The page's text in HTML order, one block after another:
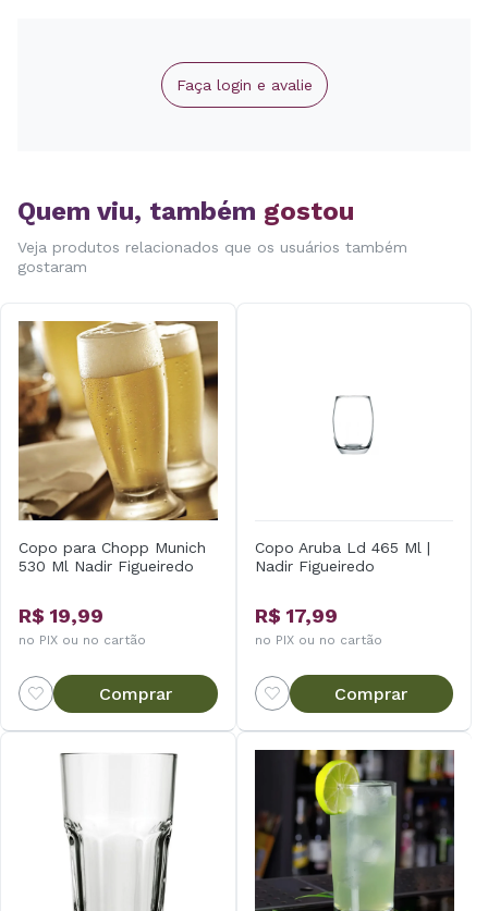
Faça login e avalie
Quem viu, também gostou
Veja produtos relacionados que os usuários também
gostaram
Copo para Chopp Munich
530 Ml Nadir Figueiredo
R$ 19,99
no PIX ou no cartão
Comprar
Copo Aruba Ld 465 Ml |
Nadir Figueiredo
R$ 17,99
no PIX ou no cartão
Comprar